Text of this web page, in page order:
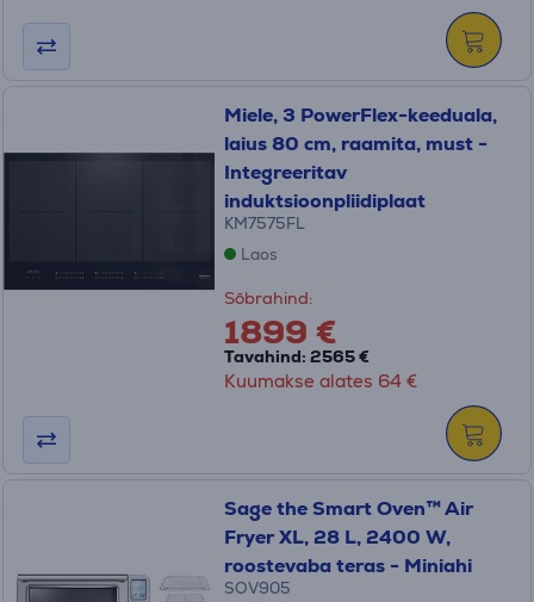
Miele, 3 PowerFlex-keeduala,
laius 80 cm, raamita, must -
Integreeritav
induktsioonpliidiplaat
KM7575FL
Laos
Sõbrahind:
1899 €
Tavahind: 2565 €
Kuumakse alates 64 €
Sage the Smart Oven™ Air
Fryer XL, 28 L, 2400 W,
roostevaba teras - Miniahi
SOV905